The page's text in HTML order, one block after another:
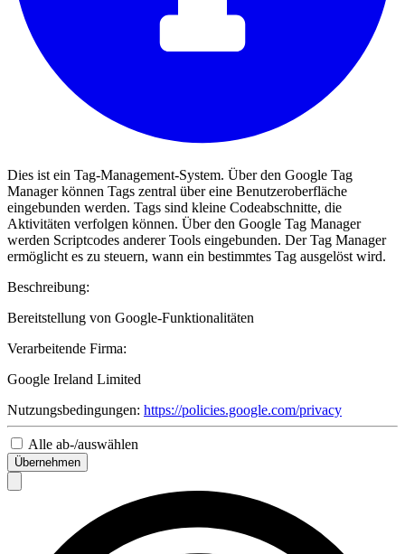
Dies ist ein Tag-Management-System. Über den Google Tag
Manager können Tags zentral über eine Benutzeroberfläche
eingebunden werden. Tags sind kleine Codeabschnitte, die
Aktivitäten verfolgen können. Über den Google Tag Manager
werden Scriptcodes anderer Tools eingebunden. Der Tag Manager
ermöglicht es zu steuern, wann ein bestimmtes Tag ausgelöst wird.
Beschreibung:
Bereitstellung von Google-Funktionalitäten
Verarbeitende Firma:
Google Ireland Limited
Nutzungsbedingungen: https://policies.google.com/privacy
Alle ab-/auswählen
Übernehmen